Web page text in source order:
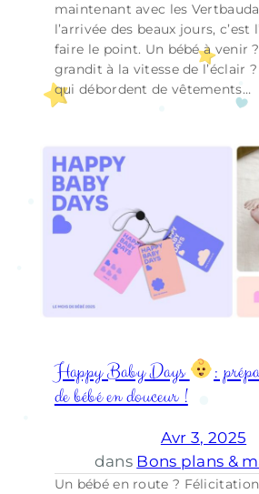
maintenant avec les
l’arrivée des beaux jours, c’est
faire le point. Un bébé à venir
grandit à la vitesse de l’éclair
qui débordent de vêtements…
Happy Baby Days
:
de bébé en douceur !
Avr 3, 2025
dans Bons plans &
Un bébé en route ?